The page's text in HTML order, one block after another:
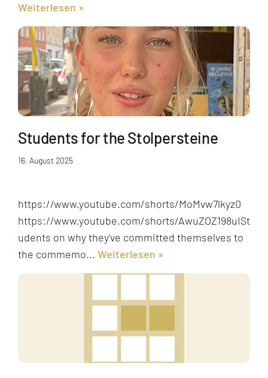
Weiterlesen
Students for the Stolpersteine
16. August 2025
https://www.youtube.com/shorts/MoMvw7lkyz0
https://www.youtube.com/shorts/AwuZOZ198uISt
udents on why they've committed themselves to
the commemo... Weiterlesen